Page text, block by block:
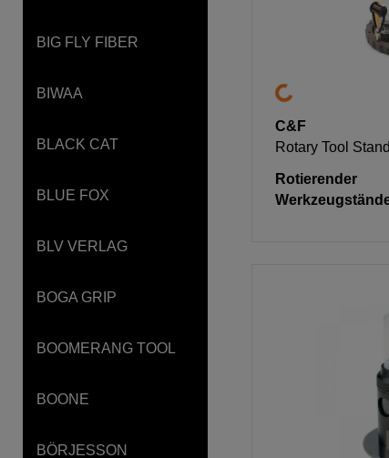
BIG FLY FIBER
BIWAA
BLACK CAT
BLUE FOX
BLV VERLAG
BOGA GRIP
BOOMERANG TOOL
BOONE
BÖRJESSON
C&F
Rotary Tool
Rotierender